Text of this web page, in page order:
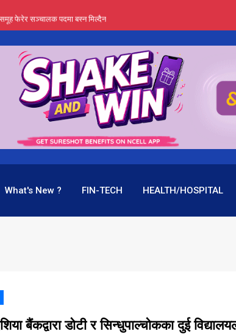
फेरेर सञ्चालक पदमा बस्न मिल्दैन
दुई थरि तलब, वर्षमै ९२ हजार घाटा !
लाभांश दिने क्षमता
राष्ट्र बैंक किन मौन ?
What's New ? FIN-TECH HEALTH/HOSPITAL
बैंकद्वारा डोटी र सिन्धुपाल्चोकका दुई